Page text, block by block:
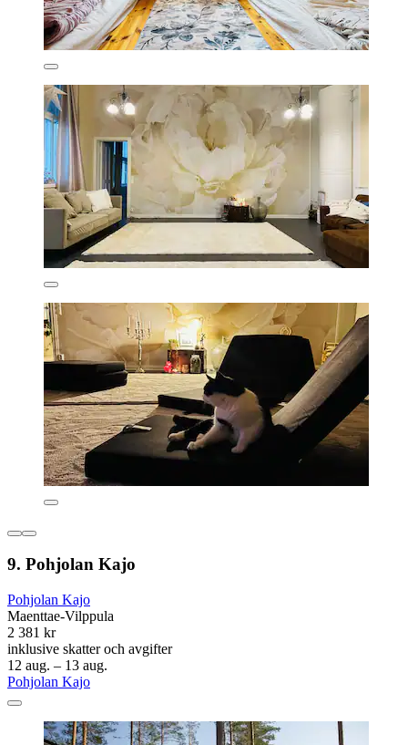
9. Pohjolan Kajo
Pohjolan Kajo
Maenttae-Vilppula
2 381 kr
inklusive skatter och avgifter
12 aug. – 13 aug.
Pohjolan Kajo